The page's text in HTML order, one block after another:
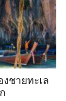
งชายทะเล